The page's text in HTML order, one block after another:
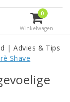
0
Winkelwagen
|Advies & Tips
Shave